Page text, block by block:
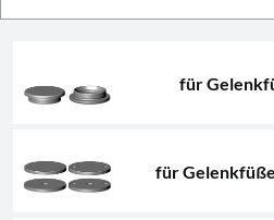
für
für